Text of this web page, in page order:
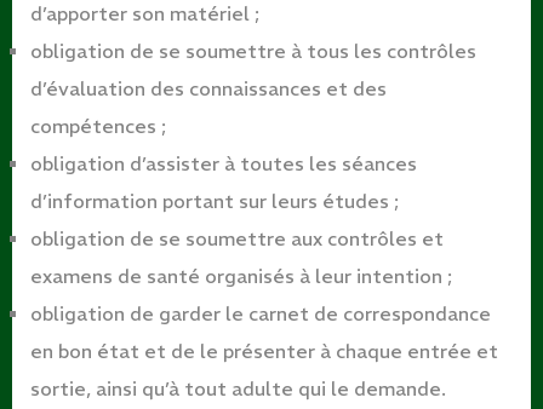
d’apporter son matériel ;
obligation de se soumettre à tous les contrôles
d’évaluation des connaissances et des
compétences ;
obligation d’assister à toutes les séances
d’information portant sur leurs études ;
obligation de se soumettre aux contrôles et
examens de santé organisés à leur intention ;
obligation de garder le carnet de correspondance
en bon état et de le présenter à chaque entrée et
sortie, ainsi qu’à tout adulte qui le demande.